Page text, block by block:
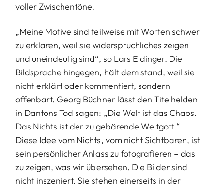
voller Zwischentöne.
„Meine Motive sind teilweise mit Worten schwer
zu erklären, weil sie widersprüchliches zeigen
und uneindeutig sind“, so Lars Eidinger. Die
Bildsprache hingegen, hält dem stand, weil sie
nicht erklärt oder kommentiert, sondern
offenbart. Georg Büchner lässt den Titelhelden
in Dantons Tod sagen: „Die Welt ist das Chaos.
Das Nichts ist der zu gebärende Weltgott.“
Diese Idee vom Nichts, vom nicht Sichtbaren, ist
sein persönlicher Anlass zu fotografieren – das
zu zeigen, was wir übersehen. Die Bilder sind
nicht inszeniert. Sie stehen einerseits in der